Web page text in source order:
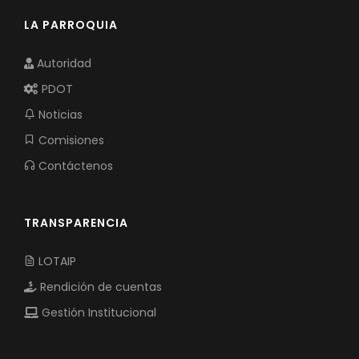
LA PARROQUIA
Autoridad
PDOT
Noticias
Comisiones
Contáctenos
TRANSPARENCIA
LOTAIP
Rendición de cuentas
Gestión Institucional